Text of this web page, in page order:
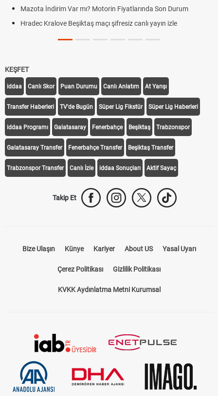
Mazota İndirim Var mı? Motorin Fiyatlarında Son Durum
Hradec Kralove Beşiktaş maçı şifresiz canlı yayın izle
KEŞFET
iddaa Canlı Skor Puan Durumu Canlı Anlatım At Yarışı
Transfer Haberleri TV'de Bugün Süper Lig Fikstür Süper Lig Haberleri
iddaa Programı Galatasaray Fenerbahçe Beşiktaş Trabzonspor
Galatasaray Transfer Fenerbahçe Transfer Beşiktaş Transfer
Trabzonspor Transfer Canlı İzle iddaa Sonuçları Aktif Sayaç
Takip Et
Bize Ulaşın Künye Kariyer About US Yasal Uyarı
Çerez Politikası Gizlilik Politikası
KVKK Aydınlatma Metni Kurumsal